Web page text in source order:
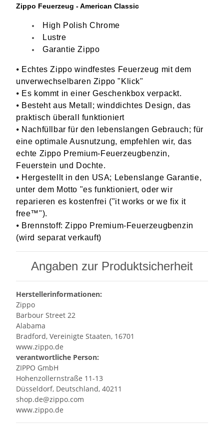
Zippo Feuerzeug - American Classic
High Polish Chrome
Lustre
Garantie Zippo
⦁ Echtes Zippo windfestes Feuerzeug mit dem
unverwechselbaren Zippo "Klick"
⦁ Es kommt in einer Geschenkbox verpackt.
⦁ Besteht aus Metall; winddichtes Design, das
praktisch überall funktioniert
⦁ Nachfüllbar für den lebenslangen Gebrauch; für
eine optimale Ausnutzung, empfehlen wir, das
echte Zippo Premium-Feuerzeugbenzin,
Feuerstein und Dochte.
⦁ Hergestellt in den USA; Lebenslange Garantie,
unter dem Motto "es funktioniert, oder wir
reparieren es kostenfrei ("it works or we fix it
free™").
⦁ Brennstoff: Zippo Premium-Feuerzeugbenzin
(wird separat verkauft)
Angaben zur Produktsicherheit
Herstellerinformationen:
Zippo
Barbour Street 22
Alabama
Bradford, Vereinigte Staaten, 16701
www.zippo.de
verantwortliche Person:
ZIPPO GmbH
Hohenzollernstraße 11-13
Düsseldorf, Deutschland, 40211
shop.de@zippo.com
www.zippo.de